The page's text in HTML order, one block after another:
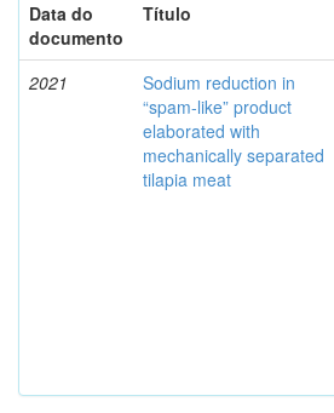
Data do
documento
Título
2021
Sodium reduction in
“spam-like” product
elaborated with
mechanically separated
tilapia meat